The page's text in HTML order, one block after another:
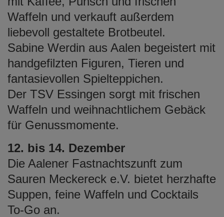
Waffeln und verkauft außerdem
liebevoll gestaltete Brotbeutel.
Sabine Werdin aus Aalen begeistert mit
handgefilzten Figuren, Tieren und
fantasievollen Spielteppichen.
Der TSV Essingen sorgt mit frischen
Waffeln und weihnachtlichem Gebäck
für Genussmomente.
12. bis 14. Dezember
Die Aalener Fastnachtszunft zum
Sauren Meckereck e.V. bietet herzhafte
Suppen, feine Waffeln und Cocktails
To-Go an.